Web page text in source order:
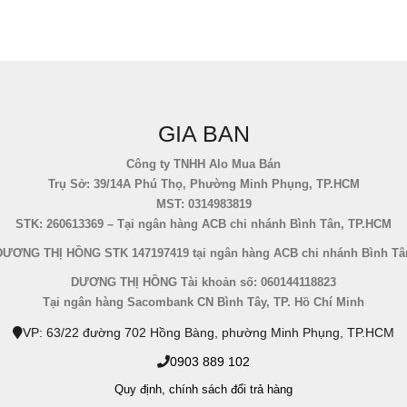
GIA BAN
Công ty TNHH Alo Mua Bán
Trụ Sở: 39/14A Phú Thọ, Phường Minh Phụng, TP.HCM
MST: 0314983819
STK: 260613369 – Tại ngân hàng ACB chi nhánh Bình Tân, TP.HCM
THỊ HỒNG STK 147197419 tại ngân hàng ACB chi nhánh Bình
DƯƠNG THỊ HỒNG Tài khoản số: 060144118823
Tại ngân hàng Sacombank CN Bình Tây, TP. Hồ Chí Minh
VP: 63/22 đường 702 Hồng Bàng, phường Minh Phụng, TP.HCM
0903 889 102
Quy định, chính sách đổi trả hàng